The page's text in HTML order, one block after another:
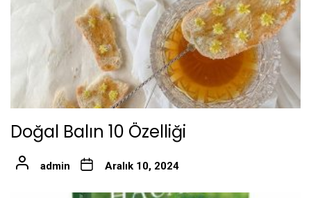
Doğal Balın 10 Özelliği
admin Aralık 10, 2024